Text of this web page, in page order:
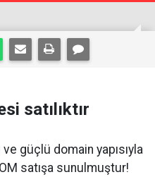
satılıktır
güçlü domain yapısıyla
satışa sunulmuştur!